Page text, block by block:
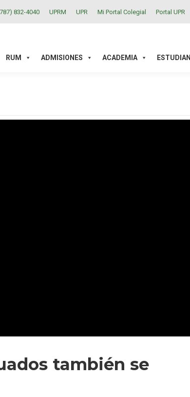
832-4040 UPRM UPR Mi Portal Colegial Portal UPR
RUM ADMISIONES ACADEMIA
también se